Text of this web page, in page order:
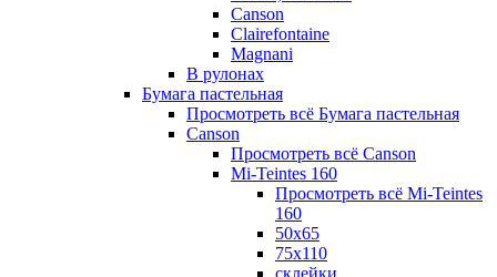
Canson
Clairefontaine
Magnani
В рулонах
Бумага пастельная
Просмотреть всё Бумага пастельная
Canson
Просмотреть всё Canson
Mi-Teintes 160
Просмотреть всё Mi-Teintes
160
50х65
75х110
склейки